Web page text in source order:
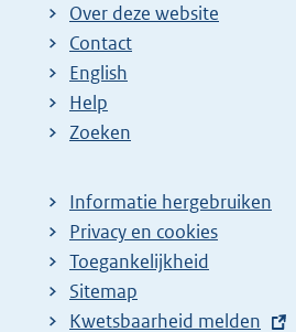
Over deze website
Contact
English
Help
Zoeken
Informatie hergebruiken
Privacy en cookies
Toegankelijkheid
Sitemap
E
Kwetsbaarheid melden